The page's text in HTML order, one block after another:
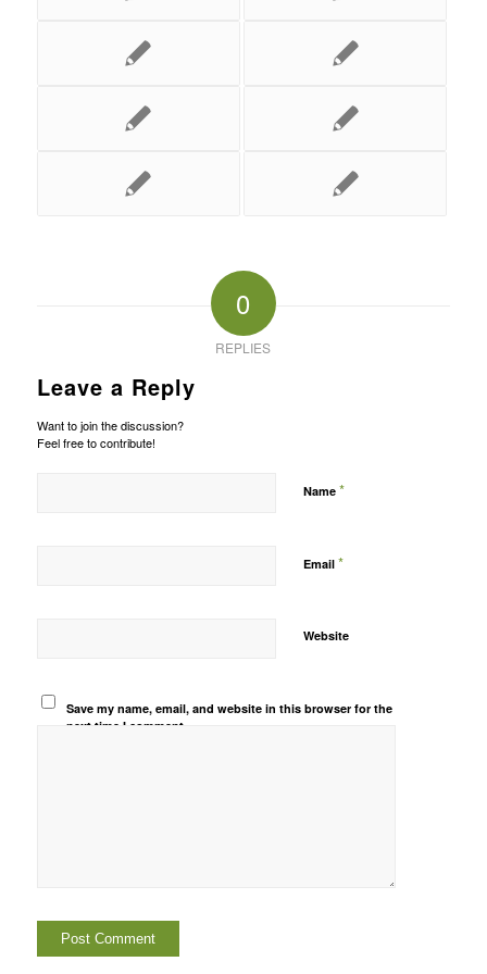
0
REPLIES
Leave a Reply
Want to join the discussion?
Feel free to contribute!
Name *
Email *
Website
Save my name, email, and website in this browser for the
next time I comment.